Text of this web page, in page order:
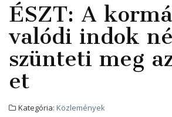
ÉSZT: A
valódi indok
szünteti meg
et
Kategória: Közlemények